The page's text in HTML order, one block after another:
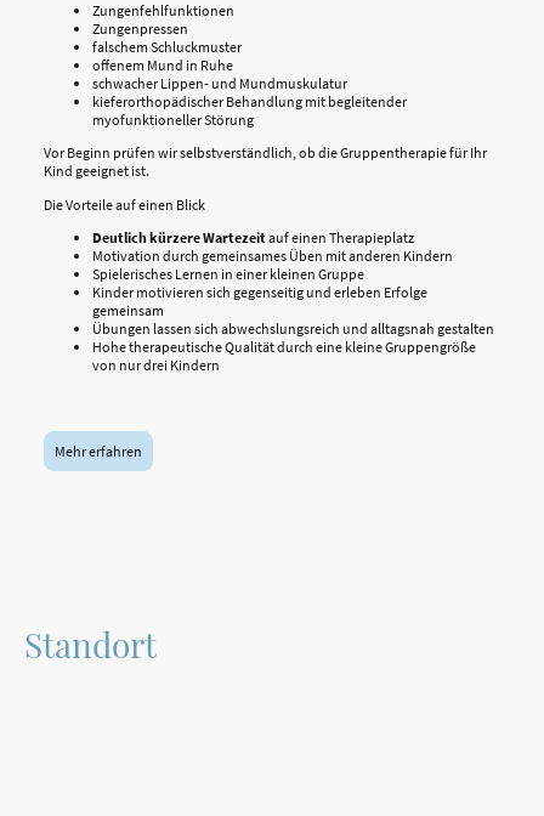
Zungenfehlfunktionen
Zungenpressen
falschem Schluckmuster
offenem Mund in Ruhe
schwacher Lippen- und Mundmuskulatur
kieferorthopädischer Behandlung mit begleitender
myofunktioneller Störung
Vor Beginn prüfen wir selbstverständlich, ob die Gruppentherapie für Ihr
Kind geeignet ist.
Die Vorteile auf einen Blick
Deutlich kürzere Wartezeitauf einen Therapieplatz
Motivation durch gemeinsames Üben mit anderen Kindern
Spielerisches Lernen in einer kleinen Gruppe
Kinder motivieren sich gegenseitig und erleben Erfolge
gemeinsam
Übungen lassen sich abwechslungsreich und alltagsnah gestalten
Hohe therapeutische Qualität durch eine kleine Gruppengröße
von nur drei Kindern
Mehr erfahren
Standort